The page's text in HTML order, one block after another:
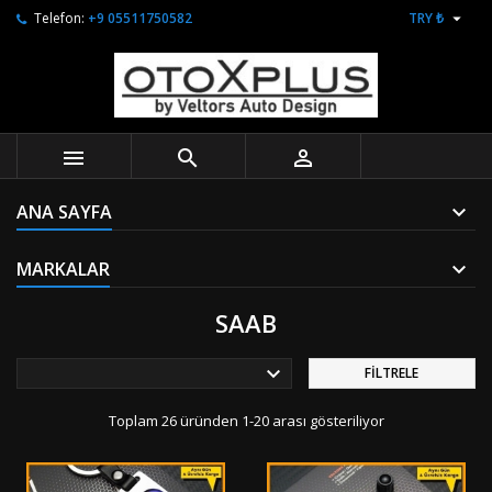
Telefon: +9 05511750582 TRY ₺ 
  
ANA SAYFA
MARKALAR
SAAB
 FILTRELE
Toplam 26 üründen 1-20 arası gösteriliyor